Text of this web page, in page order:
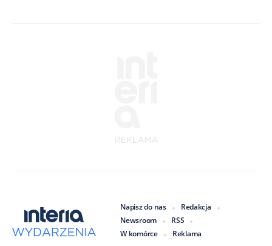
Napisz do nas
Redakcja
Newsroom
RSS
W komórce
Reklama